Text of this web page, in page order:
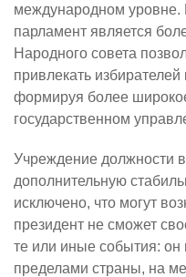
международном уровне.
парламент является
Народного совета
привлекать
формируя более
государственном
Учреждение должности
дополнительную
исключено, что могут
президент не сможет
те или иные события: он
пределами страны, на